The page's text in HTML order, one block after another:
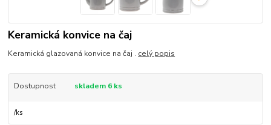
Keramická konvice na čaj
Keramická glazovaná konvice na čaj . celý popis
Dostupnost skladem 6 ks
/ks